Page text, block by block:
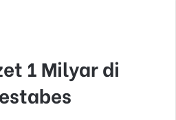
1 Milyar di